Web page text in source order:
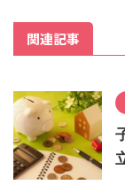
関連記事